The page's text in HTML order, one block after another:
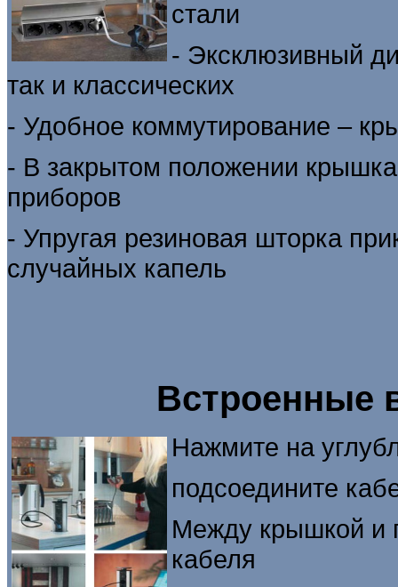
стали
- Эксклюзивный
так и классических
- Удобное коммутирование –
- В закрытом положении
приборов
- Упругая резиновая шторка
случайных капель
Встроенные
Нажмите на
подсоедините
Между крышкой и
кабеля